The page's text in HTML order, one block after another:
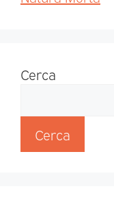
Cerca
Cerca